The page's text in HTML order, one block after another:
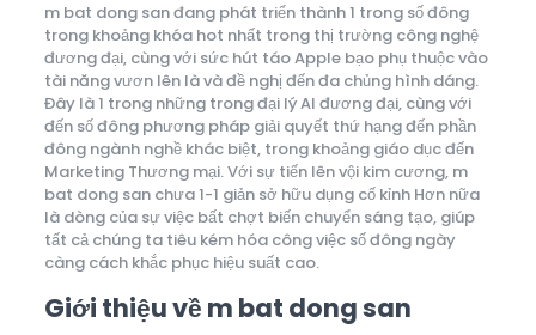
m bat dong san đang phát triển thành 1 trong số đông
trong khoảng khóa hot nhất trong thị trường công nghệ
đương đại, cùng với sức hút táo Apple bạo phụ thuộc vào
tài năng vươn lên là và đề nghị đến đa chủng hình dáng.
Đây là 1 trong những trong đại lý AI đương đại, cùng với
đến số đông phương pháp giải quyết thứ hạng đến phần
đông ngành nghề khác biệt, trong khoảng giáo dục đến
Marketing Thương mại. Với sự tiến lên vội kim cương, m
bat dong san chưa 1-1 giản sở hữu dụng cố kỉnh Hơn nữa
là dòng của sự việc bất chợt biến chuyển sáng tạo, giúp
tất cả chúng ta tiêu kém hóa công việc số đông ngày
càng cách khắc phục hiệu suất cao.
Giới thiệu về m bat dong san